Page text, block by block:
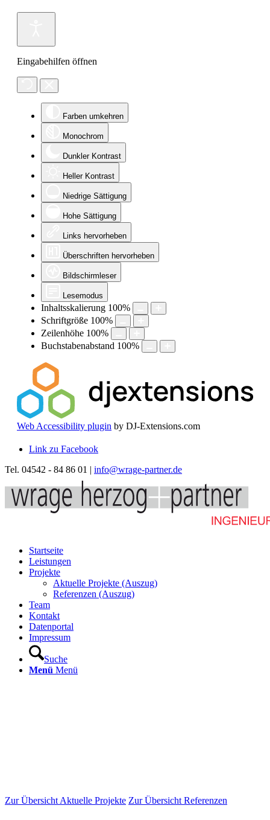
Eingabehilfen öffnen
Farben umkehren
Monochrom
Dunkler Kontrast
Heller Kontrast
Niedrige Sättigung
Hohe Sättigung
Links hervorheben
Überschriften hervorheben
Bildschirmleser
Lesemodus
Inhaltsskalierung 100%
Schriftgröße 100%
Zeilenhöhe 100%
Buchstabenabstand 100%
Web Accessibility plugin by DJ-Extensions.com
Link zu Facebook
Tel. 04542 - 84 86 01 | info@wrage-partner.de
Startseite
Leistungen
Projekte
Aktuelle Projekte (Auszug)
Referenzen (Auszug)
Team
Kontakt
Datenportal
Impressum
Suche
Menü Menü
Zur Übersicht Aktuelle Projekte Zur Übersicht Referenzen